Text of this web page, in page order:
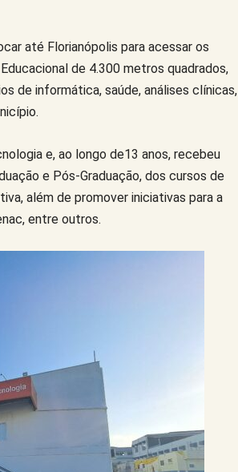
até Florianópolis para acessar os
de 4.300 metros quadrados,
de informática, saúde, análises clínicas,
e, ao longo de13 anos, recebeu
e Pós-Graduação, dos cursos de
além de promover iniciativas para a
entre outros.